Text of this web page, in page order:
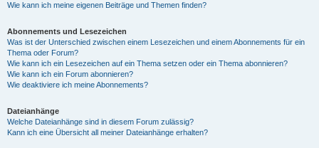
Wie kann ich meine eigenen Beiträge und Themen finden?
Abonnements und Lesezeichen
Was ist der Unterschied zwischen einem Lesezeichen und einem Abonnements für ein
Thema oder Forum?
Wie kann ich ein Lesezeichen auf ein Thema setzen oder ein Thema abonnieren?
Wie kann ich ein Forum abonnieren?
Wie deaktiviere ich meine Abonnements?
Dateianhänge
Welche Dateianhänge sind in diesem Forum zulässig?
Kann ich eine Übersicht all meiner Dateianhänge erhalten?